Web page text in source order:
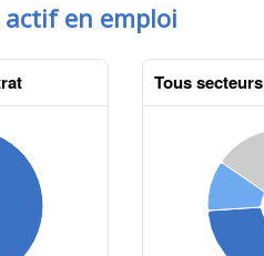
actif en emploi
Tous secteurs